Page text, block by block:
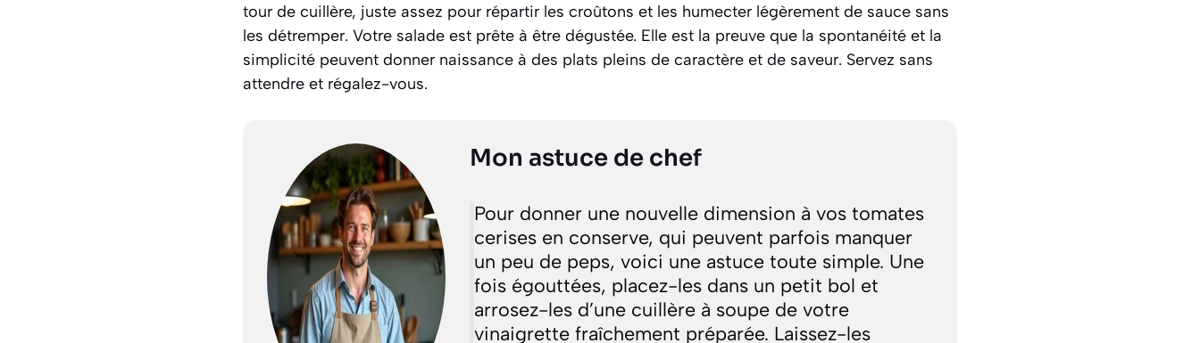
tour de cuillère, juste assez pour répartir les croûtons et les humecter légèrement de sauce sans
les détremper. Votre salade est prête à être dégustée. Elle est la preuve que la spontanéité et la
simplicité peuvent donner naissance à des plats pleins de caractère et de saveur. Servez sans
attendre et régalez-vous.
Mon astuce de chef
Pour donner une nouvelle dimension à vos tomates
cerises en conserve, qui peuvent parfois manquer
un peu de peps, voici une astuce toute simple. Une
fois égouttées, placez-les dans un petit bol et
arrosez-les d’une cuillère à soupe de votre
vinaigrette fraîchement préparée. Laissez-les